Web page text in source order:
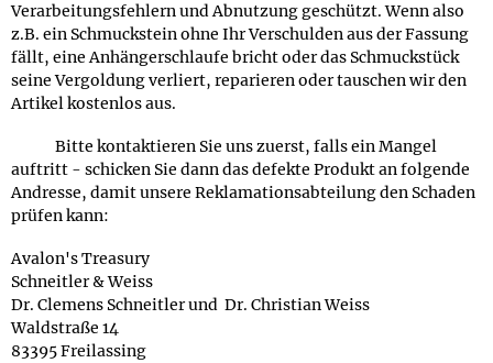
Verarbeitungsfehlern und Abnutzung geschützt. Wenn also
z.B. ein Schmuckstein ohne Ihr Verschulden aus der Fassung
fällt, eine Anhängerschlaufe bricht oder das Schmuckstück
seine Vergoldung verliert, reparieren oder tauschen wir den
Artikel kostenlos aus.
Bitte kontaktieren Sie uns zuerst, falls ein Mangel
auftritt - schicken Sie dann das defekte Produkt an folgende
Andresse, damit unsere Reklamationsabteilung den Schaden
prüfen kann:
Avalon's Treasury
Schneitler & Weiss
Dr. Clemens Schneitlerund Dr. Christian Weiss
Waldstraße 14
83395 Freilassing